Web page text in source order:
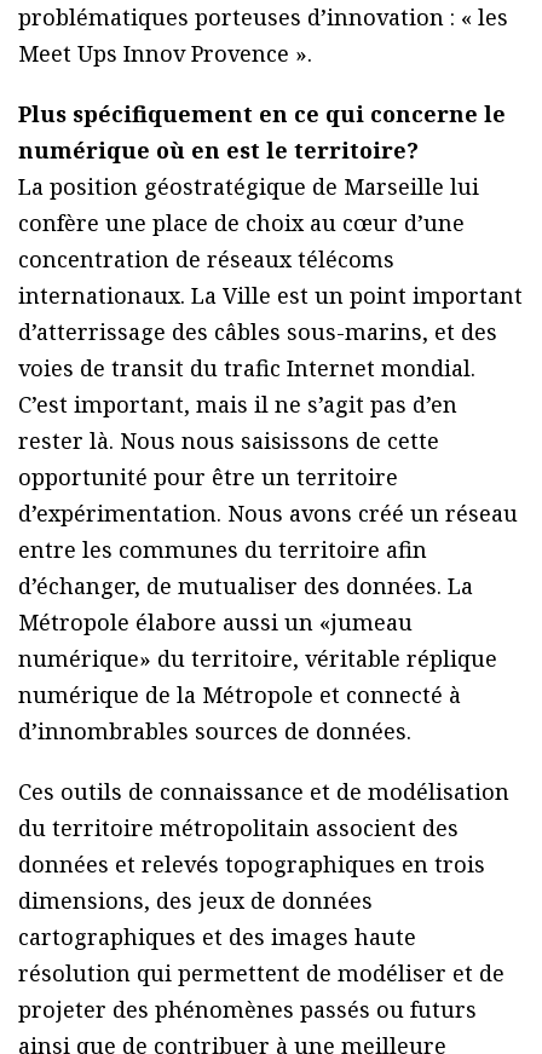
problématiques porteuses d’innovation : « les
Meet Ups Innov Provence ».
Plus spécifiquement en ce qui concerne le
numérique où en est le territoire?
La position géostratégique de Marseille lui
confère une place de choix au cœur d’une
concentration de réseaux télécoms
internationaux. La Ville est un point important
d’atterrissage des câbles sous-marins, et des
voies de transit du trafic Internet mondial.
C’est important, mais il ne s’agit pas d’en
rester là. Nous nous saisissons de cette
opportunité pour être un territoire
d’expérimentation. Nous avons créé un réseau
entre les communes du territoire afin
d’échanger, de mutualiser des données. La
Métropole élabore aussi un «jumeau
numérique» du territoire, véritable réplique
numérique de la Métropole et connecté à
d’innombrables sources de données.
Ces outils de connaissance et de modélisation
du territoire métropolitain associent des
données et relevés topographiques en trois
dimensions, des jeux de données
cartographiques et des images haute
résolution qui permettent de modéliser et de
projeter des phénomènes passés ou futurs
ainsi que de contribuer à une meilleure